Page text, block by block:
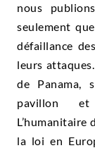
nous
seulement
défaillance
leurs
de Panama,
pavillon
la loi en